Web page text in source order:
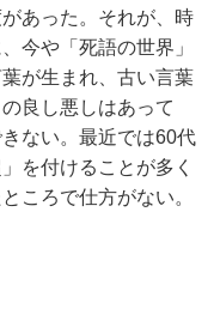
あった。それが、時
今や「死語の世界」
が生まれ、古い言葉
良し悪しはあって
ない。最近では60代
を付けることが多く
ころで仕方がない。